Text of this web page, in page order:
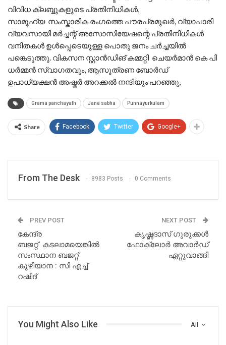
വിവിധ ക്ലബ്ബുകളുടെ പ്രതിനിധികൾ,
സാമൂഹ്യ സംസ്കാരിക രംഗത്തെ പൗരപ്രമുഖർ, വ്യാപാരി
വ്യവസായി മർച്ചന്റ് അസോസിയേഷന്റെ പ്രതിനിധികൾ
വനിതകൾ ഉൾപ്പെടെയുള്ള പൊതു ജനം ചർച്ചയിൽ
പങ്കെടുത്തു. വികസന സ്റ്റാൻഡിങ് കമ്മറ്റി ചെയർമാൻ കെ പി
ധർമ്മൻ സ്വാഗതവും, ആസൂത്രണ ബോർഡ്
ഉപാധ്യക്ഷൻ അഷ്കർ അറക്കൽ നന്ദിയും പറഞ്ഞു,
Grama panchayath Jana sabha Punnayurkulam
Share Facebook Twitter Google+
From The Desk 8983 Posts 0 Comments
PREV POST
കേന്ദ്ര
ബജറ്റ് കടലാമയെങ്കിൽ
സംസ്ഥാന ബജറ്റ്
കുഴിയാന : സി എച്ച്
റഷീദ്
NEXT POST
കൃഷ്ണദാസ് ഗുരുക്കൾ
ഫോക്‌ലോർ അവാർഡ്
ഏറ്റുവാങ്ങി
All
You Might Also Like